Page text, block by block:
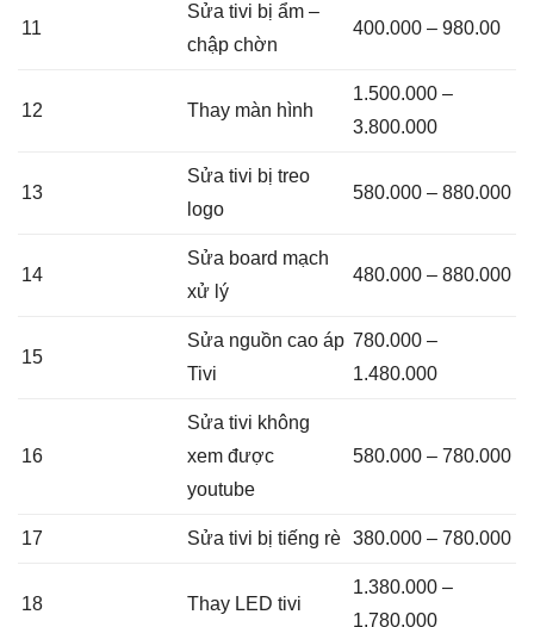
11
Sửa tivi bị ẩm –
chập chờn
400.000 – 980.00
12 Thay màn hình
1.500.000 –
3.800.000
13
Sửa tivi bị treo
logo
580.000 – 880.000
14
Sửa board mạch
xử lý
480.000 – 880.000
15
Sửa nguồn cao áp
Tivi
780.000 –
1.480.000
16
Sửa tivi không
xem được
youtube
580.000 – 780.000
17 Sửa tivi bị tiếng rè 380.000 – 780.000
18 Thay LED tivi
1.380.000 –
1.780.000